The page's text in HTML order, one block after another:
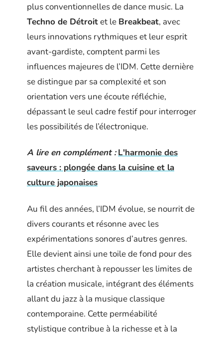
plus conventionnelles de dance music. La
Techno de Détroitet le Breakbeat, avec
leurs innovations rythmiques et leur esprit
avant-gardiste, comptent parmi les
influences majeures de l’IDM. Cette dernière
se distingue par sa complexité et son
orientation vers une écoute réfléchie,
dépassant le seul cadre festif pour interroger
les possibilités de l’électronique.
A lire en complément : L'harmonie des
saveurs : plongée dans la cuisine et la
culture japonaises
Au fil des années, l’IDM évolue, se nourrit de
divers courants et résonne avec les
expérimentations sonores d’autres genres.
Elle devient ainsi une toile de fond pour des
artistes cherchant à repousser les limites de
la création musicale, intégrant des éléments
allant du jazz à la musique classique
contemporaine. Cette perméabilité
stylistique contribue à la richesse et à la